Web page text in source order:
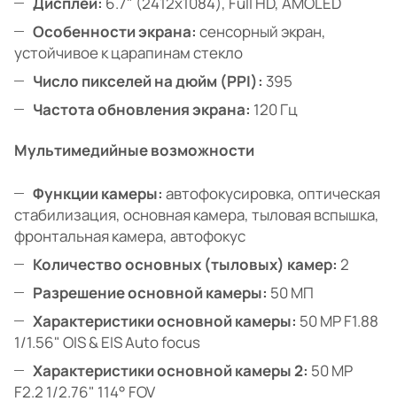
Особенности экрана: сенсорный экран,
устойчивое к царапинам стекло
Число пикселей на дюйм (PPI): 395
Частота обновления экрана: 120 Гц
Мультимедийные возможности
Функции камеры: автофокусировка, оптическая
стабилизация, основная камера, тыловая вспышка,
фронтальная камера, автофокус
Количество основных (тыловых) камер: 2
Разрешение основной камеры: 50 МП
Характеристики основной камеры: 50 MP F1.88
1/1.56" OIS & EIS Auto focus
Характеристики основной камеры 2: 50 MP
F2.2 1/2.76" 114° FOV